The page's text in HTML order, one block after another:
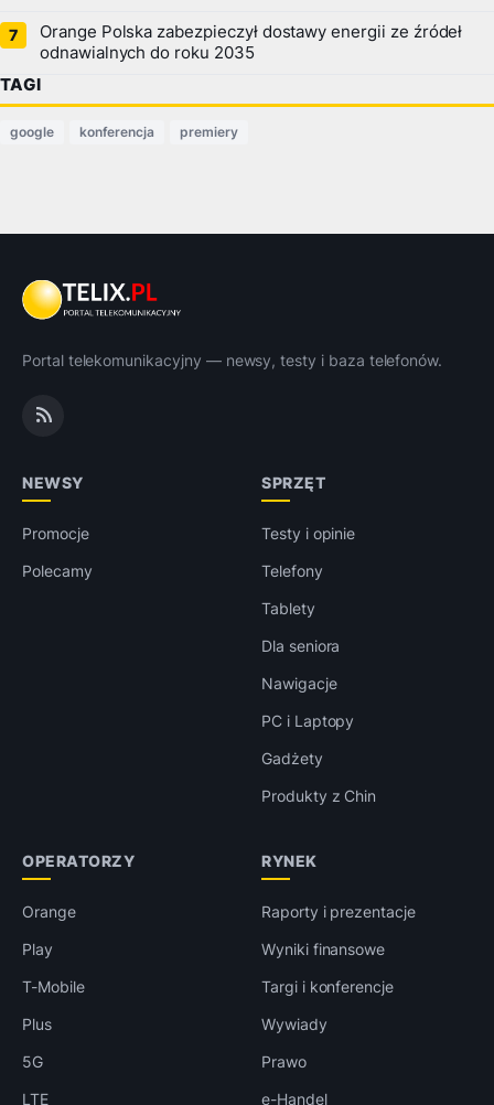
Orange Polska zabezpieczył dostawy energii ze źródeł
odnawialnych do roku 2035
TAGI
google konferencja premiery
Portal telekomunikacyjny — newsy, testy i baza telefonów.
NEWSY
Promocje
Polecamy
SPRZĘT
Testy i opinie
Telefony
Tablety
Dla seniora
Nawigacje
PC i Laptopy
Gadżety
Produkty z Chin
OPERATORZY
Orange
Play
T-Mobile
Plus
5G
LTE
RYNEK
Raporty i prezentacje
Wyniki finansowe
Targi i konferencje
Wywiady
Prawo
e-Handel